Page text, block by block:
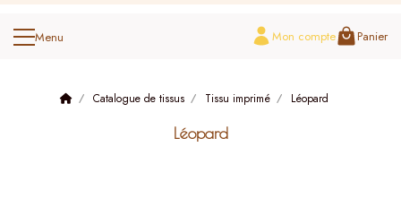
Mon compte Panier
Catalogue de tissus Tissu imprimé Léopard
Léopard